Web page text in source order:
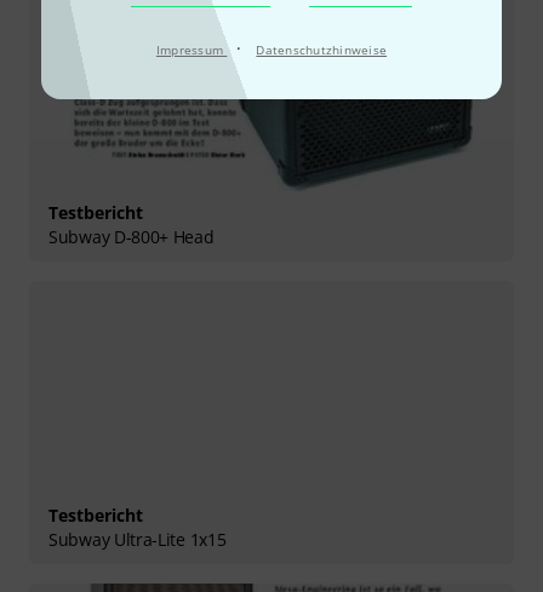
Impressum · Datenschutzhinweise
Testbericht
Subway D-800+ Head
Testbericht
Subway Ultra-Lite 1x15